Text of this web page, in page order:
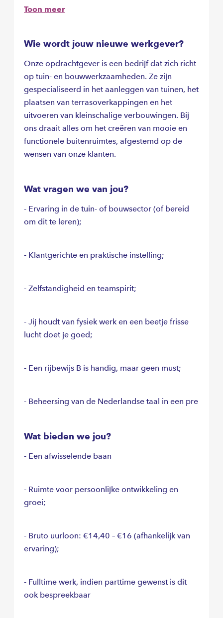
ontwerpt en legt tuinen aan, helpt bij het
kleine verbouwingen uit. Van het realiseren van
terras waar klanten het hele jaar van kunnen
genieten: geen dag is hetzelfde. Wij zoeken
iemand met ervaring of motivatie in de tuin- of
bouwsector, of iemand die bereid is om dit vak
te leren. Jij bent praktisch ingesteld, werkt
graag zelfstandig maar kunt ook goed in
teamverband functioneren. Bij ons krijg je de
kans om je verder te ontwikkelen in een
waar jouw bijdrage echt telt? Solliciteer dan snel
en kom ons team versterken!
Toon meer
Wie wordt jouw nieuwe werkgever?
Onze opdrachtgever is een bedrijf dat zich richt
op tuin- en bouwwerkzaamheden. Ze zijn
gespecialiseerd in het aanleggen van tuinen, het
plaatsen van terrasoverkappingen en het
uitvoeren van kleinschalige verbouwingen. Bij
ons draait alles om het creëren van mooie en
functionele buitenruimtes, afgestemd op de
wensen van onze klanten.
Wat vragen we van jou?
- Ervaring in de tuin- of bouwsector (of bereid
om dit te leren);
- Klantgerichte en praktische instelling;
- Zelfstandigheid en teamspirit;
- Jij houdt van fysiek werk en een beetje frisse
lucht doet je goed;
- Een rijbewijs B is handig, maar geen must;
- Beheersing van de Nederlandse taal in een pre
Wat bieden we jou?
- Een afwisselende baan
- Ruimte voor persoonlijke ontwikkeling en
groei;
- Bruto uurloon: €14,40 – €16 (afhankelijk van
ervaring);
- Fulltime werk, indien parttime gewenst is dit
ook bespreekbaar